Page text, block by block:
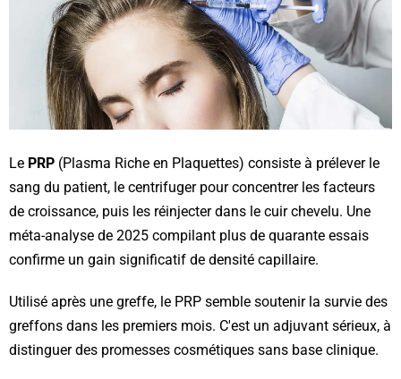
Le PRP (Plasma Riche en Plaquettes) consiste à prélever le
sang du patient, le centrifuger pour concentrer les facteurs
de croissance, puis les réinjecter dans le cuir chevelu. Une
méta-analyse de 2025 compilant plus de quarante essais
confirme un gain significatif de densité capillaire.
Utilisé après une greffe, le PRP semble soutenir la survie des
greffons dans les premiers mois. C'est un adjuvant sérieux, à
distinguer des promesses cosmétiques sans base clinique.